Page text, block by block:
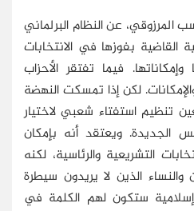
المرزوقي، عن النظام البرلماني
القاضية بفوزها في الانتخابات
فيما تفتقر الأحزاب
لكن إذا تمسكت النهضة
تنظيم استفتاء شعبي لاختيار
الجديدة. ويعتقد أنه بإمكان
التشريعية والرئاسية، لكنه
والنساء الذين لا يريدون سيطرة
ستكون لهم الكلمة في